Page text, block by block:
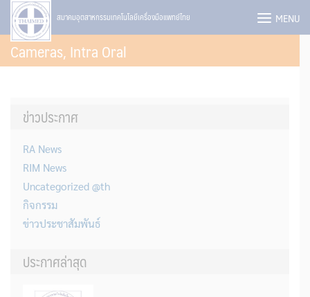
Skip
content
สมาคมอุตสาหกรรมเทคโนโลยีเครื่องมือแพทย์ไทย MENU
Cameras, Intra Oral
ข่าวประกาศ
RA News
RIM News
Uncategorized @th
กิจกรรม
ข่าวประชาสัมพันธ์
ประกาศล่าสุด